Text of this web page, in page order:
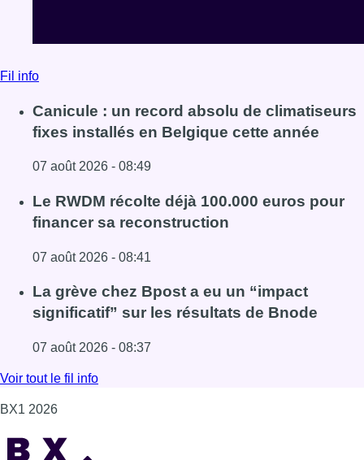
Fil info
Canicule : un record absolu de climatiseurs
fixes installés en Belgique cette année
07 août 2026 - 08:49
Lire l'article Canicule : un record absolu de climatiseurs
Le RWDM récolte déjà 100.000 euros pour
financer sa reconstruction
07 août 2026 - 08:41
Lire l'article Le RWDM récolte déjà 100.000 euros pour
La grève chez Bpost a eu un “impact
significatif” sur les résultats de Bnode
07 août 2026 - 08:37
Lire l'article La grève chez Bpost a eu un “impact
Voir tout le fil info
BX1 2026